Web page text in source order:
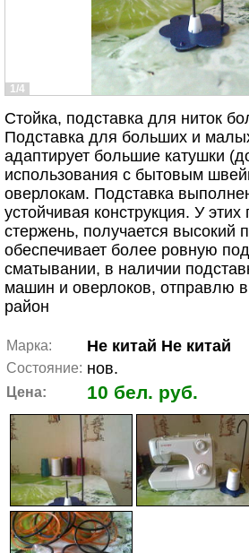
1/4
Стойка, подставка для ниток
Подставка для больших и
адаптирует большие катушки
использования с бытовым
оверлокам. Подставка
устойчивая конструкция. У
стержень, получается высокий
обеспечивает более ровную
сматывании, в наличии
машин и оверлоков, отправлю
район
Марка: Не китай Не китай
Состояние: нов.
Цена: 10 бел. руб.